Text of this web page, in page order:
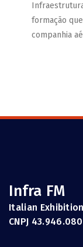
formação
companhia
Infra FM
Italian
CNPJ